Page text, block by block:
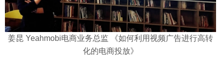
姜昆 Yeahmobi电商业务总监 《如何利用视频广告进行高转
化的电商投放》